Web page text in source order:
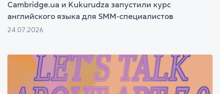
Cambridge.ua и Kukurudza запустили курс
английского языка для SMM-специалистов
24.07.2026